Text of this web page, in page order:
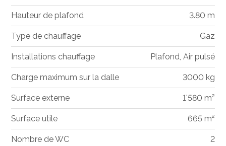
Hauteur de plafond 3.80 m
Type de chauffage Gaz
Installations chauffage Plafond, Air pulsé
Charge maximum sur la dalle 3000 kg
Surface externe 1'580 m²
Surface utile 665 m²
Nombre de WC 2